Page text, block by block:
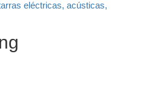
eléctricas, acústicas,